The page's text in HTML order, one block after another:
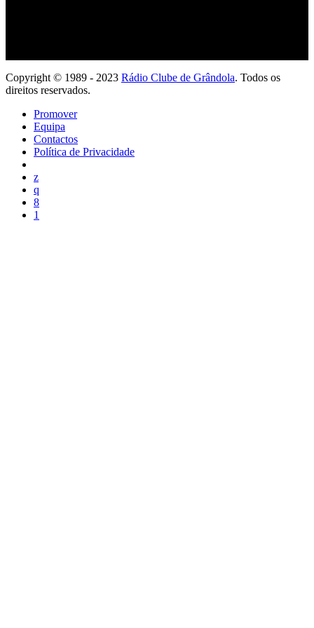
Copyright © 1989 - 2023 Rádio Clube de Grândola. Todos os
direitos reservados.
Promover
Equipa
Contactos
Política de Privacidade